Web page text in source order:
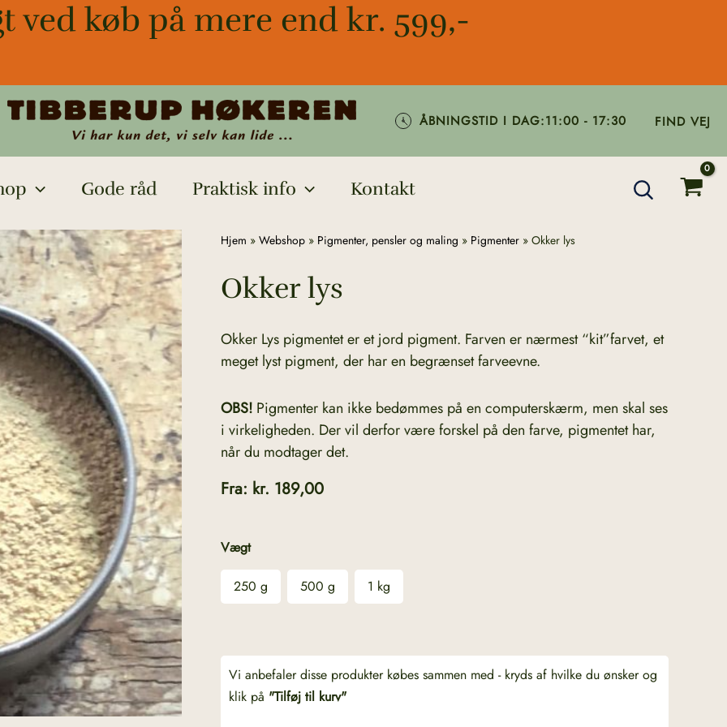
ved køb på mere end kr. 599,-
ÅBNINGSTID I DAG:11:00 - 17:30 FIND VEJ
Gode råd Praktisk info Kontakt
Hjem » Webshop » Pigmenter, pensler og maling » Pigmenter » Okker lys
Okker lys
Okker Lys pigmentet er et jord pigment. Farven er nærmest “kit”farvet, et
meget lyst pigment, der har en begrænset farveevne.
OBS! Pigmenter kan ikke bedømmes på en computerskærm, men skal ses
i virkeligheden. Der vil derfor være forskel på den farve, pigmentet har,
når du modtager det.
Fra: kr. 189,00
Vægt
250 g 500 g 1 kg
Vi anbefaler disse produkter købes sammen med - kryds af hvilke du ønsker og
klik på "Tilføj til kurv"
Okker
antal